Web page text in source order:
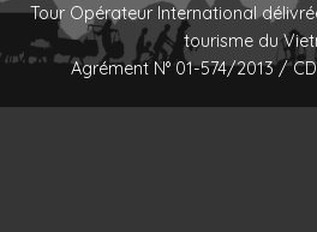
Tour Opérateur International
tourisme du
Agrément N° 01-574/2013 /